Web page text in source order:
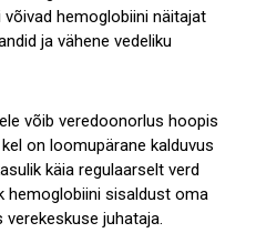
hemoglobiini näitajat
ja vähene vedeliku
võib veredoonorlus hoopis
on loomupärane kalduvus
käia regulaarselt verd
hemoglobiini sisaldust oma
verekeskuse juhataja.